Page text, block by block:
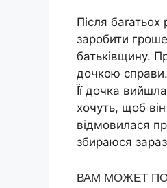
Після баrатьох
заробити
батьківщину.
дочкою
Її дочка
хочуть, щоб
відмовилася
збираюся